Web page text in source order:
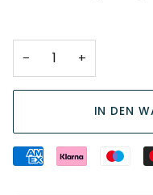
− +
IN DEN